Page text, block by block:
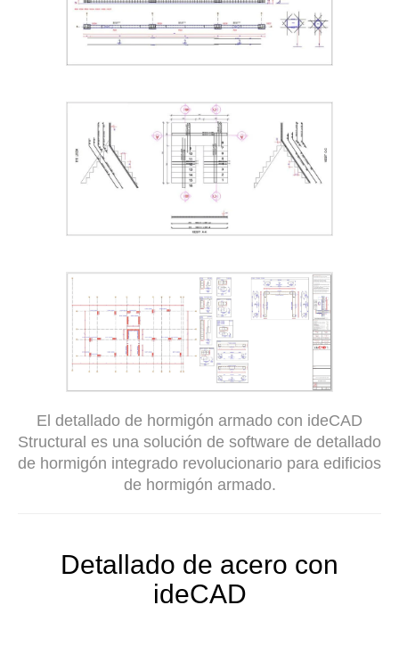
El detallado de hormigón armado con ideCAD
Structural es una solución de software de detallado
de hormigón integrado revolucionario para edificios
de hormigón armado.
Detallado de acero con
ideCAD